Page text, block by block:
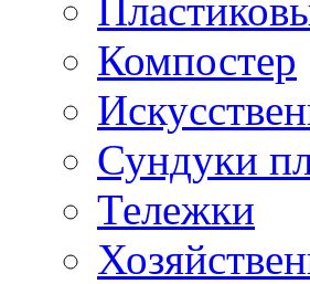
Компостер
Сундуки
Тележки